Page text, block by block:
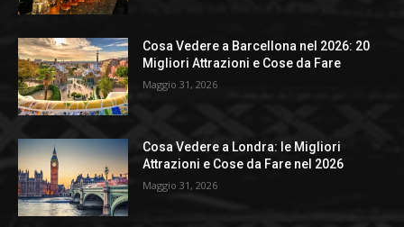
Cosa Vedere a Barcellona nel 2026: 20
Migliori Attrazioni e Cose da Fare
Maggio 31, 2026
Cosa Vedere a Londra: le Migliori
Attrazioni e Cose da Fare nel 2026
Maggio 31, 2026